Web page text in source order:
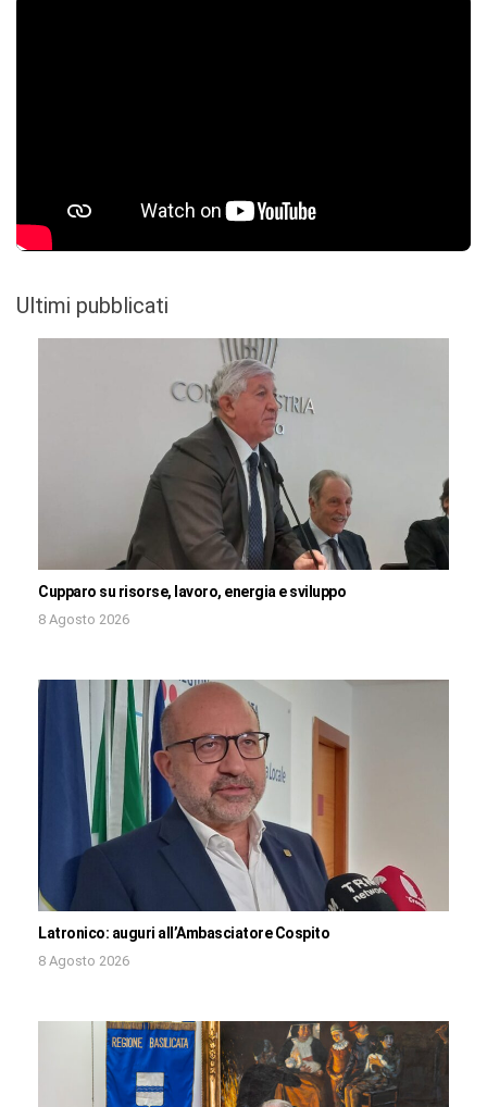
Ultimi pubblicati
Cupparo su risorse, lavoro, energia e sviluppo
8 Agosto 2026
Latronico: auguri all’Ambasciatore Cospito
8 Agosto 2026